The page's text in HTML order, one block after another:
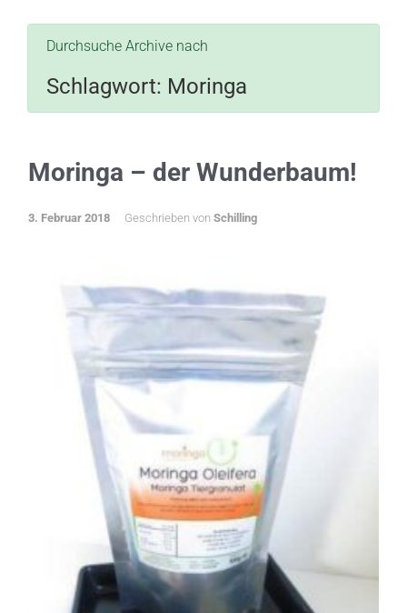
Durchsuche Archive nach
Schlagwort: Moringa
Moringa – der Wunderbaum!
3. Februar 2018 Geschrieben von Schilling